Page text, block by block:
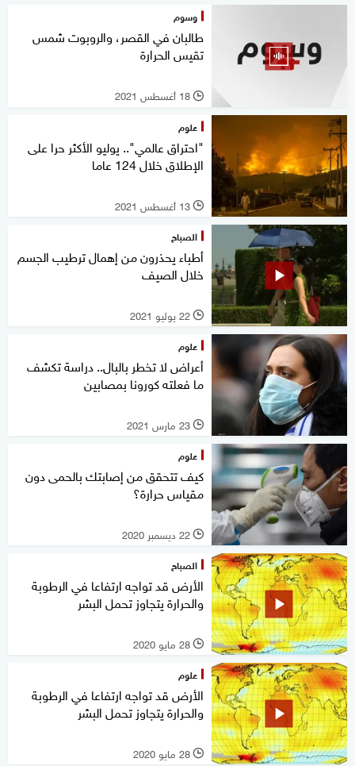
وسوم
طالبان في القصر، والروبوت شمس
تقيس الحرارة
l 18 أغسطس 2021
علوم
"احتراق عالمي".. يوليو الأكثر حرا على
الإطلاق خلال 124 عاما
l 13 أغسطس 2021
الصباح
أطباء يحذرون من إهمال ترطيب الجسم
خلال الصيف
l 22 يوليو 2021
علوم
أعراض لا تخطر بالبال.. دراسة تكشف
ما فعلته كورونا بمصابين
l 23 مارس 2021
علوم
كيف تتحقق من إصابتك بالحمى دون
مقياس حرارة؟
l 22 ديسمبر 2020
الصباح
الأرض قد تواجه ارتفاعا في الرطوبة
والحرارة يتجاوز تحمل البشر
l 28 مايو 2020
علوم
الأرض قد تواجه ارتفاعا في الرطوبة
والحرارة يتجاوز تحمل البشر
l 28 مايو 2020